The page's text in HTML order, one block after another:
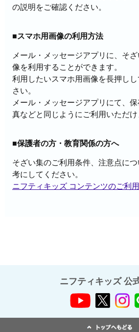
の説明をご確認ください。
■スマホ用画像の利用方法
メール・メッセージアプリに、そ
像を利用することができます。
利用したいスマホ用画像を長押し
さい。
メール・メッセージアプリにて、
真などと同じようにご利用いただけ
■保護者の方・教育関係の方へ
そざい集のご利用条件、注意点に
考にしてください。
ニフティキッズ コンテンツのご利
ニフティキッズ 公